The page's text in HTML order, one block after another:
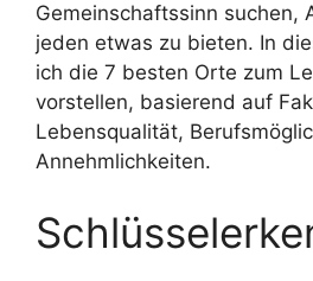
Gemeinschaftssinn suchen,
jeden etwas zu bieten. In
ich die 7 besten Orte zum
vorstellen, basierend auf
Lebensqualität,
Annehmlichkeiten.